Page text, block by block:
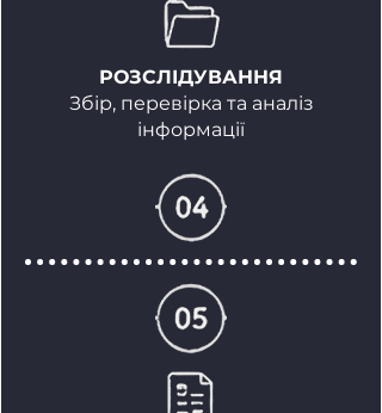
РОЗСЛІДУВАННЯ
Збір, перевірка та аналіз
інформації